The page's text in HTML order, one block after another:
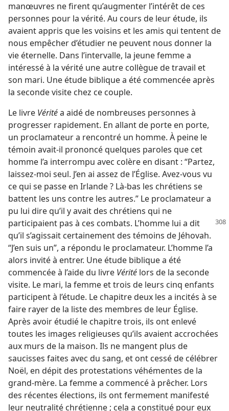
manœuvres ne firent qu’augmenter l’intérêt de ces
personnes pour la vérité. Au cours de leur étude, ils
avaient appris que les voisins et les amis qui tentent de
nous empêcher d’étudier ne peuvent nous donner la
vie éternelle. Dans l’intervalle, la jeune femme a
intéressé à la vérité une autre collègue de travail et
son mari. Une étude biblique a été commencée après
la seconde visite chez ce couple.
Le livre Véritéa aidé de nombreuses personnes à
progresser rapidement. En allant de porte en porte,
un proclamateur a rencontré un homme. À peine le
témoin avait-​il prononcé quelques paroles que cet
homme l’a interrompu avec colère en disant : “Partez,
laissez-​moi seul. J’en ai assez de l’Église. Avez-​vous vu
ce qui se passe en Irlande ? Là-bas les chrétiens se
battent les uns contre les autres.” Le proclamateur a
pu lui dire qu’il y avait des chrétiens qui ne
participaient pas à ces combats. L’homme lui a dit
qu’il s’agissait certainement des témoins de Jéhovah.
“J’en suis un”, a répondu le proclamateur. L’homme l’a
alors invité à entrer. Une étude biblique a été
commencée à l’aide du livre Vérité lors de la seconde
visite. Le mari, la femme et trois de leurs cinq enfants
participent à l’étude. Le chapitre deux les a incités à se
faire rayer de la liste des membres de leur Église.
Après avoir étudié le chapitre trois, ils ont enlevé
toutes les images religieuses qu’ils avaient accrochées
aux murs de la maison. Ils ne mangent plus de
saucisses faites avec du sang, et ont cessé de célébrer
Noël, en dépit des protestations véhémentes de la
grand-mère. La femme a commencé à prêcher. Lors
des récentes élections, ils ont fermement manifesté
leur neutralité chrétienne ; cela a constitué pour eux